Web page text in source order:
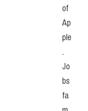
of
Ap
ple
.
Jo
bs
fa